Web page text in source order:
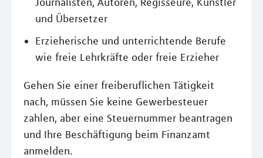
und Übersetzer
Erzieherische und unterrichtende Berufe
wie freie Lehrkräfte oder freie Erzieher
Gehen Sie einer freiberuflichen Tätigkeit
nach, müssen Sie keine Gewerbesteuer
zahlen, aber eine Steuernummer beantragen
und Ihre Beschäftigung beim Finanzamt
anmelden.